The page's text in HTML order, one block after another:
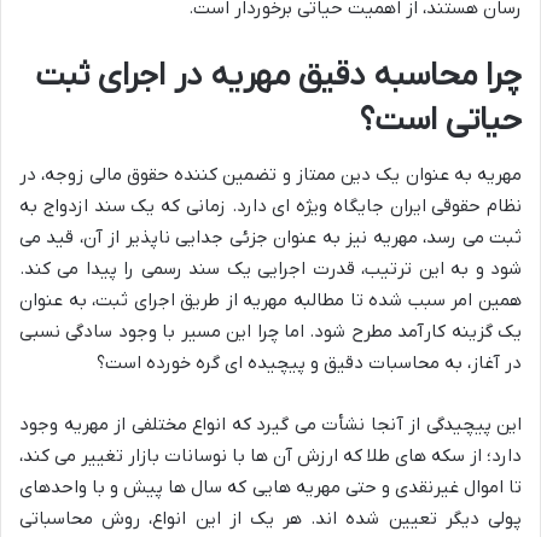
رسان هستند، از اهمیت حیاتی برخوردار است.
چرا محاسبه دقیق مهریه در اجرای ثبت
حیاتی است؟
مهریه به عنوان یک دین ممتاز و تضمین کننده حقوق مالی زوجه، در
نظام حقوقی ایران جایگاه ویژه ای دارد. زمانی که یک سند ازدواج به
ثبت می رسد، مهریه نیز به عنوان جزئی جدایی ناپذیر از آن، قید می
شود و به این ترتیب، قدرت اجرایی یک سند رسمی را پیدا می کند.
همین امر سبب شده تا مطالبه مهریه از طریق اجرای ثبت، به عنوان
یک گزینه کارآمد مطرح شود. اما چرا این مسیر با وجود سادگی نسبی
در آغاز، به محاسبات دقیق و پیچیده ای گره خورده است؟
این پیچیدگی از آنجا نشأت می گیرد که انواع مختلفی از مهریه وجود
دارد؛ از سکه های طلا که ارزش آن ها با نوسانات بازار تغییر می کند،
تا اموال غیرنقدی و حتی مهریه هایی که سال ها پیش و با واحدهای
پولی دیگر تعیین شده اند. هر یک از این انواع، روش محاسباتی